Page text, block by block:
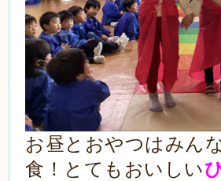
お昼とおやつはみん
食！とてもおいしい